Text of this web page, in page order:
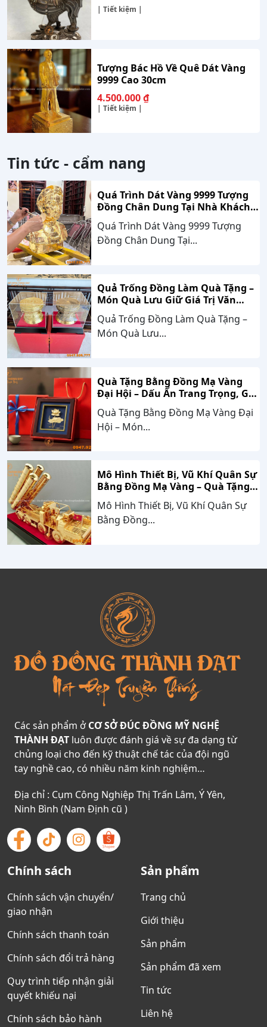
| Tiết kiệm |
Tượng Bác Hồ Về Quê Dát Vàng
9999 Cao 30cm
4.500.000₫
| Tiết kiệm |
Tin tức - cẩm nang
Quá Trình Dát Vàng 9999 Tượng
Đồng Chân Dung Tại Nhà Khách
Hàng Nghệ An
Quá Trình Dát Vàng 9999 Tượng
Đồng Chân Dung Tại...
Quả Trống Đồng Làm Quà Tặng –
Món Quà Lưu Giữ Giá Trị Văn
Hóa, Gắn Kết Thành Công
Quả Trống Đồng Làm Quà Tặng –
Món Quà Lưu...
Quà Tặng Bằng Đồng Mạ Vàng
Đại Hội – Dấu Ấn Trang Trọng, Giá
Trị Bền Vững Theo Thời Gian
Quà Tặng Bằng Đồng Mạ Vàng Đại
Hội – Món...
Mô Hình Thiết Bị, Vũ Khí Quân Sự
Bằng Đồng Mạ Vàng – Quà Tặng
Cao Cấp Mang Dấu Ấn Sức Mạnh
Và Niềm Tự Hào Dân Tộc
Mô Hình Thiết Bị, Vũ Khí Quân Sự
Bằng Đồng...
Các sản phẩm ởCƠ SỞ ĐÚC ĐỒNG MỸ NGHỆ
THÀNH ĐẠT luôn được đánh giá về sự đa dạng từ
chủng loại cho đến kỹ thuật chế tác của đội ngũ
tay nghề cao, có nhiều năm kinh nghiệm…
Địa chỉ : Cụm Công Nghiệp Thị Trấn Lâm, Ý Yên,
Ninh Bình (Nam Định cũ )
Chính sách
Chính sách vận chuyển/
giao nhận
Chính sách thanh toán
Chính sách đổi trả hàng
Quy trình tiếp nhận giải
quyết khiếu nại
Chính sách bảo hành
Sản phẩm
Trang chủ
Giới thiệu
Sản phẩm
Sản phẩm đã xem
Tin tức
Liên hệ